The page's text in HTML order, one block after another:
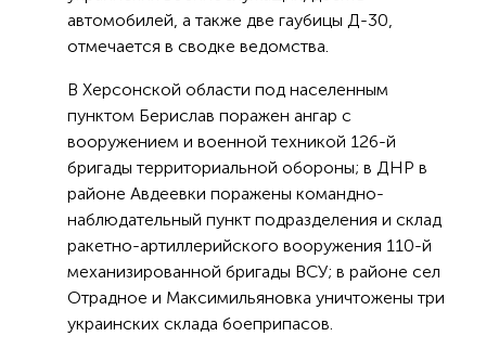
автомобилей, а также две гаубицы Д-30,
отмечается в сводке ведомства.
В Херсонской области под населенным
пунктом Берислав поражен ангар с
вооружением и военной техникой 126-й
бригады территориальной обороны; в ДНР в
районе Авдеевки поражены командно-
наблюдательный пункт подразделения и склад
ракетно-артиллерийского вооружения 110-й
механизированной бригады ВСУ; в районе сел
Отрадное и Максимильяновка уничтожены три
украинских склада боеприпасов.